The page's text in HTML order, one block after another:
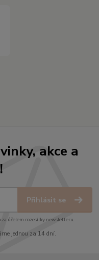
akce a
Přihlásit se
za účelem rozesílky newsletteru.
jednou za 14 dní.